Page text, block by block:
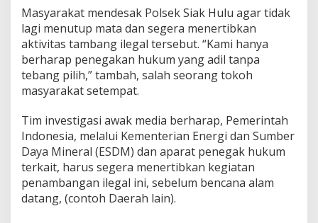
W
i
r
a
d
i
D
s
a
B
a
r
u
S
Masyarakat mendesak Polsek Siak Hulu agar tidak
lagi menutup mata dan segera menertibkan
aktivitas tambang ilegal tersebut. “Kami hanya
berharap penegakan hukum yang adil tanpa
tebang pilih,” tambah, salah seorang tokoh
masyarakat setempat.
Tim investigasi awak media berharap, Pemerintah
Indonesia, melalui Kementerian Energi dan Sumber
Daya Mineral (ESDM) dan aparat penegak hukum
terkait, harus segera menertibkan kegiatan
penambangan ilegal ini, sebelum bencana alam
datang, (contoh Daerah lain).